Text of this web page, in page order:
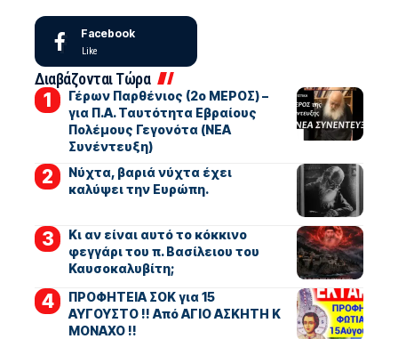
Facebook
Like
Διαβάζονται Τώρα
Γέρων Παρθένιος (2ο ΜΕΡΟΣ) –
για Π.Α. Ταυτότητα Εβραίους
Πολέμους Γεγονότα (ΝΕΑ
Συνέντευξη)
Νύχτα, βαριά νύχτα έχει
καλύψει την Ευρώπη.
Κι αν είναι αυτό το κόκκινο
φεγγάρι του π. Βασίλειου του
Καυσοκαλυβίτη;
ΠΡΟΦΗΤΕΙΑ ΣΟΚ για 15
ΑΥΓΟΥΣΤΟ !! Από ΑΓΙΟ ΑΣΚΗΤΗ Κ
ΜΟΝΑΧΟ !!